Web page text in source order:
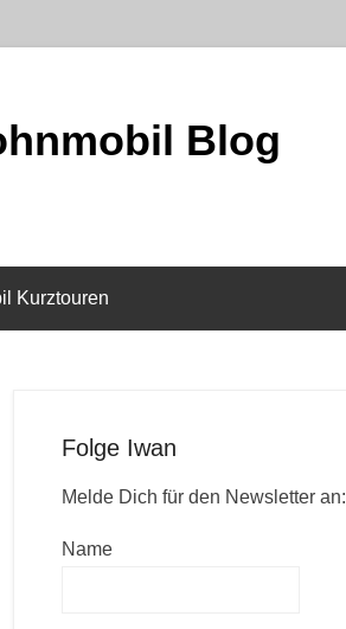
Blog
Kurztouren
Folge Iwan
Melde Dich für den Newsletter an:
Name